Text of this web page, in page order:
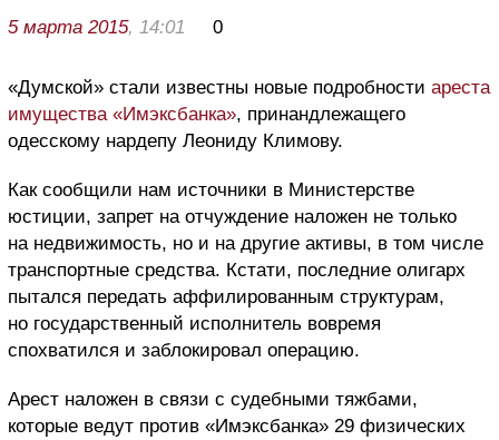
5 марта 2015, 14:01 0
«Думской» стали известны новые подробности ареста
имущества «Имэксбанка», принандлежащего
одесскому нардепу Леониду Климову.
Как сообщили нам источники в Министерстве
юстиции, запрет на отчуждение наложен не только
на недвижимость, но и на другие активы, в том числе
транспортные средства. Кстати, последние олигарх
пытался передать аффилированным структурам,
но государственный исполнитель вовремя
спохватился и заблокировал операцию.
Арест наложен в связи с судебными тяжбами,
которые ведут против «Имэксбанка» 29 физических